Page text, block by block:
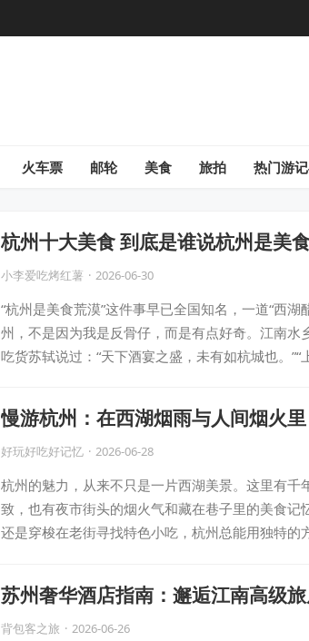
火车票 邮轮 美食 旅拍 热门游
杭州十大美食 到底是谁说杭州是美
小李爱吃烤红薯 · 2026-06-30
“杭州是美食荒漠”这件事早已全国知名，一道“西
州，不是因为我是反骨仔，而是有点好奇。江南水
吃货苏轼说过：“天下酒宴之盛，未有如杭城也。”“
慢游杭州：在西湖烟雨与人间烟火
好玩好吃好记忆 · 2026-06-28
杭州的魅力，从来不只是一片西湖美景。这里有千
致，也有夜市街头的烟火气和藏在巷子里的美食记
还是穿梭在老街寻找特色小吃，杭州总能用独特的
苏州奢华酒店指南：邂逅江南高级
背包客之旅 · 2026-06-26